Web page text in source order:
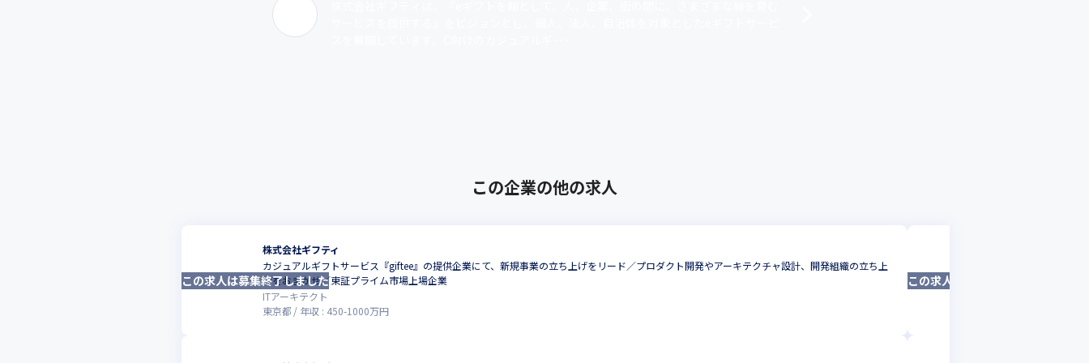
この企業の他の求人
株式会社ギフティ
カジュアルギフトサービス『giftee』の提供企業にて、新規事業の立ち上げをリード／プロダクト開発やアーキテクチャ設計、開発組織の立ち上
げをおまかせ／東証プライム市場上場企業
ITアーキテクト
東京都
年収 : 450-1000万円
この求人は募集終了しました この求人は募集終了しました